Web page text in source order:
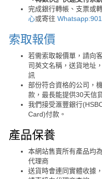
完成銀行轉帳、支票或
心或寄往
索取報價
若需索取報價單，請向
司英文名稱，送貨地址
訊
部份符合資格的公司，
款，最長能提供30天信
我們接受滙豐銀行
Card)付款。
產品保養
本網站售賣所有產品均
代理商
送貨時會連同實體收據